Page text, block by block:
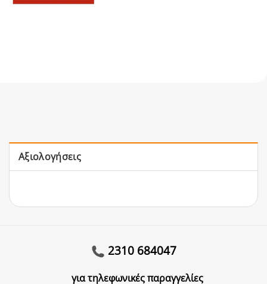
Αξιολογήσεις
2310 684047
για τηλεφωνικές παραγγελίες